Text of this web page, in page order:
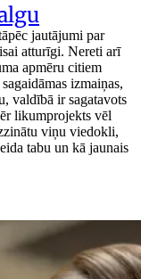
jautājumi par
atturīgi. Nereti arī
apmēru citiem
izmaiņas,
valdībā ir sagatavots
likumprojekts vēl
viņu viedokli,
tabu un kā jaunais